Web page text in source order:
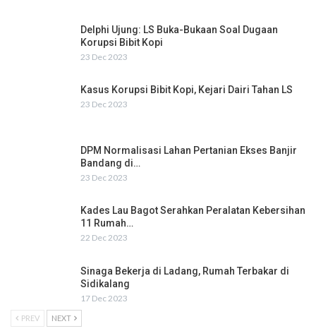
Delphi Ujung: LS Buka-Bukaan Soal Dugaan
Korupsi Bibit Kopi
23 Dec 2023
Kasus Korupsi Bibit Kopi, Kejari Dairi Tahan LS
23 Dec 2023
DPM Normalisasi Lahan Pertanian Ekses Banjir
Bandang di…
23 Dec 2023
Kades Lau Bagot Serahkan Peralatan Kebersihan
11 Rumah…
22 Dec 2023
Sinaga Bekerja di Ladang, Rumah Terbakar di
Sidikalang
17 Dec 2023
PREV NEXT